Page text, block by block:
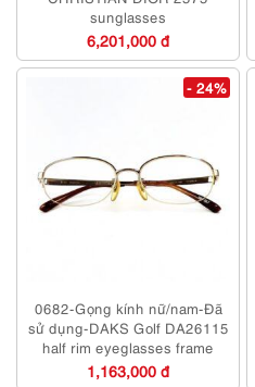
sunglasses
6,201,000 đ
- 24%
0682-Gọng kính nữ/nam-Đã
sử dụng-DAKS Golf DA26115
half rim eyeglasses frame
1,163,000 đ